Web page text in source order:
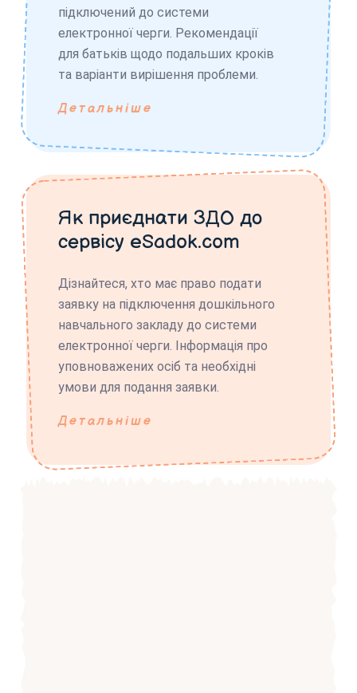
підключений до системи
електронної черги. Рекомендації
для батьків щодо подальших кроків
та варіанти вирішення проблеми.
Детальніше
Як приєднати ЗДО до
сервісу eSadok.com
Дізнайтеся, хто має право подати
заявку на підключення дошкільного
навчального закладу до системи
електронної черги. Інформація про
уповноважених осіб та необхідні
умови для подання заявки.
Детальніше